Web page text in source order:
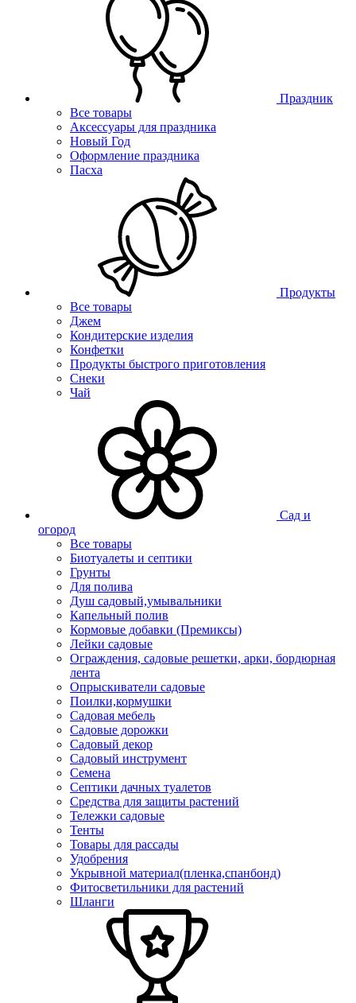
Праздник
Все товары
Аксессуары для праздника
Новый Год
Оформление праздника
Пасха
Продукты
Все товары
Джем
Кондитерские изделия
Конфетки
Продукты быстрого приготовления
Снеки
Чай
Сад и
огород
Все товары
Биотуалеты и септики
Грунты
Для полива
Душ садовый,умывальники
Капельный полив
Кормовые добавки (Премиксы)
Лейки садовые
Ограждения, садовые решетки, арки, бордюрная
лента
Опрыскиватели садовые
Поилки,кормушки
Садовая мебель
Садовые дорожки
Садовый декор
Садовый инструмент
Семена
Септики дачных туалетов
Средства для защиты растений
Тележки садовые
Тенты
Товары для рассады
Удобрения
Укрывной материал(пленка,спанбонд)
Фитосветильники для растений
Шланги